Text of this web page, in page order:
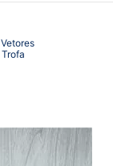
Vetores
Trofa